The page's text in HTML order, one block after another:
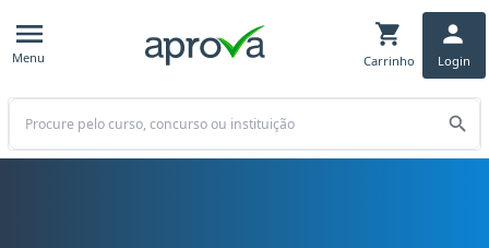
Menu Carrinho Login
Buscar